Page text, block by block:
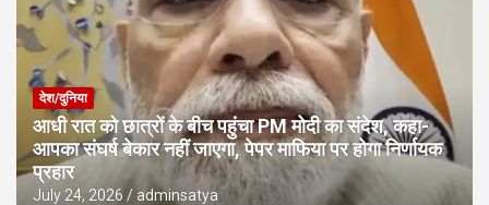
देश/दुनिया
आधी रात को छात्रों के बीच पहुंचा PM मोदी का संदेश, कहा-
आपका संघर्ष बेकार नहीं जाएगा, पेपर माफिया पर होगा निर्णायक
प्रहार
July 24, 2026 adminsatya